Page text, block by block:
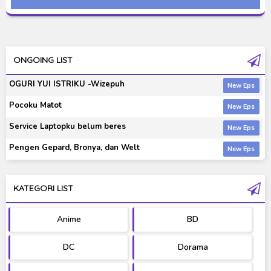
ONGOING LIST
OGURI YUI ISTRIKU -Wizepuh
Pocoku Matot
Service Laptopku belum beres
Pengen Gepard, Bronya, dan Welt
KATEGORI LIST
Anime BD
DC Dorama